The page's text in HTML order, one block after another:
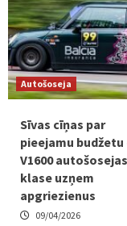
Autošoseja
Sīvas cīņas par
pieejamu budžetu
V1600 autošosejas
klase uzņem
apgriezienus
09/04/2026